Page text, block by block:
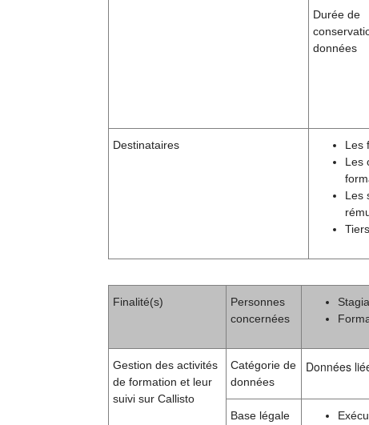
Durée de
données
Destinataires
Les
Les
Les
Finalité(s)
Personnes
concernées
Gestion des activités
de formation et leur
suivi sur Callisto
Catégorie de
données
Données
Base légale